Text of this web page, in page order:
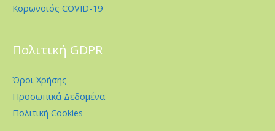
Κορωνοϊός COVID-19
Πολιτική GDPR
Όροι Χρήσης
Προσωπικά Δεδομένα
Πολιτική Cookies